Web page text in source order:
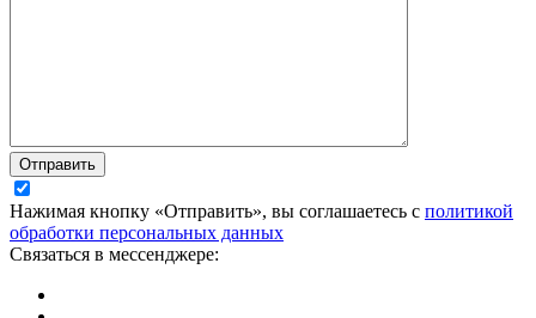
Отправить
Нажимая кнопку «Отправить», вы соглашаетесь с политикой
обработки персональных данных
Связаться в мессенджере: